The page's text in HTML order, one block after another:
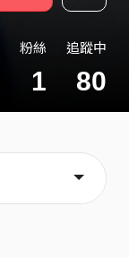
粉絲
1
追蹤中
80